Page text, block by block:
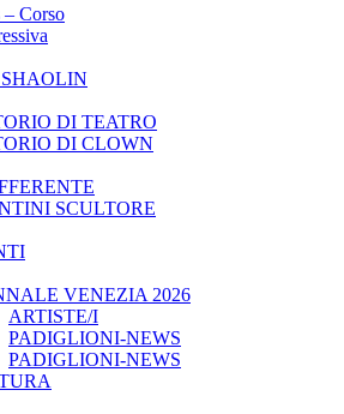
– Corso
DI TEATRO
DI CLOWN
SCULTORE
VENEZIA 2026
ARTISTE/I
PADIGLIONI-NEWS
PADIGLIONI-NEWS